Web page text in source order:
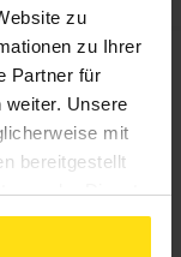
zu
zu Ihrer
Partner für
weiter. Unsere
mit
bereitgestellt
der Dienste
klicken,
gemäß